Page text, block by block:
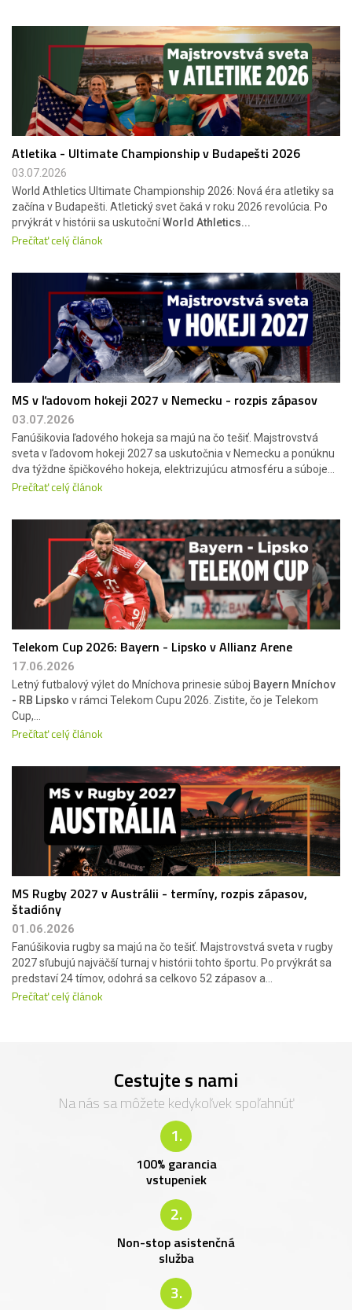
Atletika - Ultimate Championship v Budapešti 2026
03.07.2026
World Athletics Ultimate Championship 2026: Nová éra atletiky sa
začína v Budapešti. Atletický svet čaká v roku 2026 revolúcia. Po
prvýkrát v histórii sa uskutočníWorld Athletics...
Prečítať celý článok
MS v ľadovom hokeji 2027 v Nemecku - rozpis zápasov
03.07.2026
Fanúšikovia ľadového hokeja sa majú na čo tešiť. Majstrovstvá
sveta v ľadovom hokeji 2027 sa uskutočnia v Nemecku a ponúknu
dva týždne špičkového hokeja, elektrizujúcu atmosféru a súboje...
Prečítať celý článok
Telekom Cup 2026: Bayern - Lipsko v Allianz Arene
17.06.2026
Letný futbalový výlet do Mníchova prinesie súboj Bayern Mníchov
- RB Lipsko v rámci Telekom Cupu 2026. Zistite, čo je Telekom
Cup,...
Prečítať celý článok
MS Rugby 2027 v Austrálii - termíny, rozpis zápasov,
štadióny
01.06.2026
Fanúšikovia rugby sa majú na čo tešiť. Majstrovstvá sveta v rugby
2027 sľubujú najväčší turnaj v histórii tohto športu. Po prvýkrát sa
predstaví 24 tímov, odohrá sa celkovo 52 zápasov a...
Prečítať celý článok
Cestujte s nami
Na nás sa môžete kedykoľvek spoľahnúť
1.
100% garancia
vstupeniek
2.
Non-stop asistenčná
služba
3.